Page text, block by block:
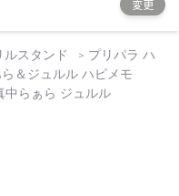
変更
ルスタンド
プリパラ ハ
＆ジュルル ハピメモ
中らぁら ジュルル